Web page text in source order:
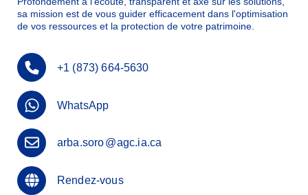
sa mission est de vous guider efficacement dans l'optimisation
de vos ressources et la protection de votre patrimoine.
+1 (873) 664-5630
WhatsApp
arba.soro@agc.ia.ca
Rendez-vous